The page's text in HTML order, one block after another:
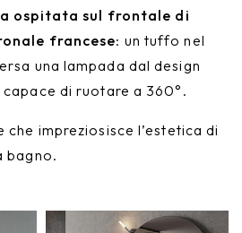
ospitata sul frontale di
francese: un tuffo nel
una lampada dal design
di ruotare a 360°.
impreziosisce l’estetica di
bagno.